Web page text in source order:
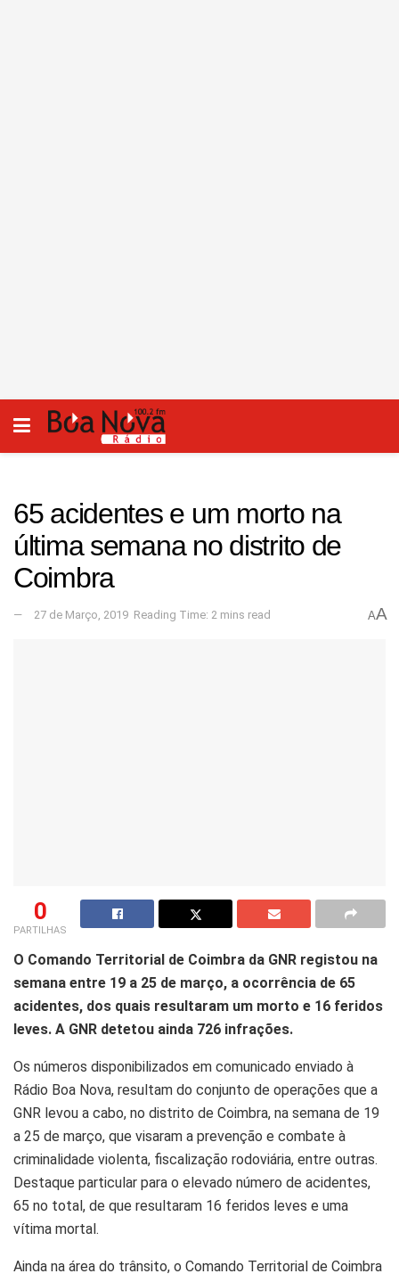
65 acidentes e um morto na
última semana no distrito de
Coimbra
27 de Março, 2019 Reading Time: 2 mins read AA
0
PARTILHAS
O Comando Territorial de Coimbra da GNR registou na
semana entre 19 a 25 de março, a ocorrência de 65
acidentes, dos quais resultaram um morto e 16 feridos
leves. A GNR detetou ainda 726 infrações.
Os números disponibilizados em comunicado enviado à
Rádio Boa Nova, resultam do conjunto de operações que a
GNR levou a cabo, no distrito de Coimbra, na semana de 19
a 25 de março, que visaram a prevenção e combate à
criminalidade violenta, fiscalização rodoviária, entre outras.
Destaque particular para o elevado número de acidentes,
65 no total, de que resultaram 16 feridos leves e uma
vítima mortal.
Ainda na área do trânsito, o Comando Territorial de Coimbra